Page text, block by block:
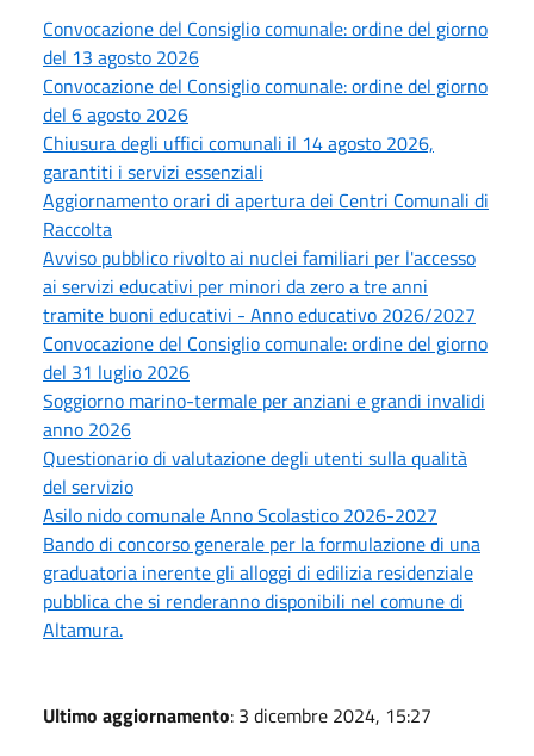
Convocazione del Consiglio comunale: ordine del giorno
del 13 agosto 2026
Convocazione del Consiglio comunale: ordine del giorno
del 6 agosto 2026
Chiusura degli uffici comunali il 14 agosto 2026,
garantiti i servizi essenziali
Aggiornamento orari di apertura dei Centri Comunali di
Raccolta
Avviso pubblico rivolto ai nuclei familiari per l'accesso
ai servizi educativi per minori da zero a tre anni
tramite buoni educativi - Anno educativo 2026/2027
Convocazione del Consiglio comunale: ordine del giorno
del 31 luglio 2026
Soggiorno marino-termale per anziani e grandi invalidi
anno 2026
Questionario di valutazione degli utenti sulla qualità
del servizio
Asilo nido comunale Anno Scolastico 2026-2027
Bando di concorso generale per la formulazione di una
graduatoria inerente gli alloggi di edilizia residenziale
pubblica che si renderanno disponibili nel comune di
Altamura.
Ultimo aggiornamento: 3 dicembre 2024, 15:27